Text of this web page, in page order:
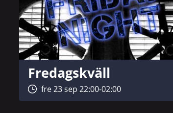
Fredagskväll
fre 23 sep 22:00-02:00